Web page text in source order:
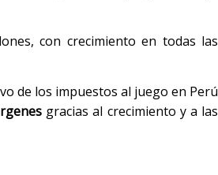
con crecimiento en todas las
de los impuestos al juego en Perú
gracias al crecimiento y a las